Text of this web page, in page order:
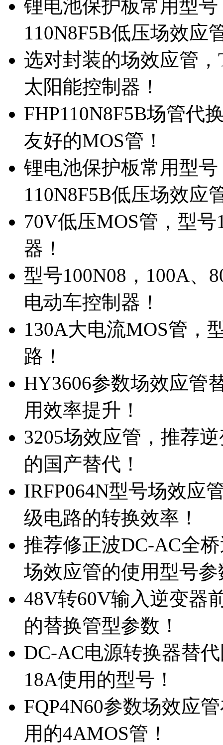
锂电池保护板常用型
110N8F5B低压场效应
选对封装的场效应管
太阳能控制器！
FHP110N8F5B场管代
友好的MOS管！
锂电池保护板常用型
110N8F5B低压场效应
70V低压MOS管，型
器！
型号100N08，100A、
电动车控制器！
130A大电流MOS管，
路！
HY3606参数场效应管
用效率提升！
3205场效应管，推荐
的国产替代！
IRFP064N型号场效应
级电路的转换效率！
推荐修正波DC-AC全
场效应管的使用型号参
48V转60V输入逆变器
的替换管型参数！
DC-AC电源转换器替
18A使用的型号！
FQP4N60参数场效应
用的4AMOS管！